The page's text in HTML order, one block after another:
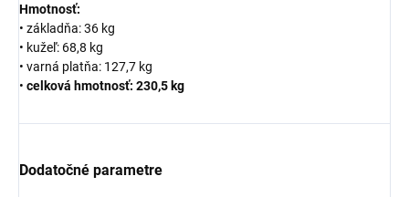
Hmotnosť:
• základňa: 36 kg
• kužeľ: 68,8 kg
• varná platňa: 127,7 kg
• celková hmotnosť: 230,5 kg
Dodatočné parametre